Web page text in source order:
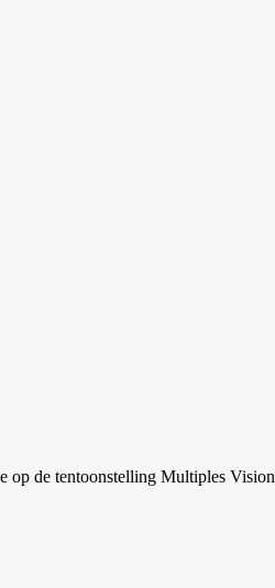
de tentoonstelling Multiples